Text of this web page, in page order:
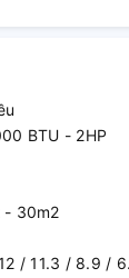
BTU - 2HP
- 30m2
/ 11.3 / 8.9 /